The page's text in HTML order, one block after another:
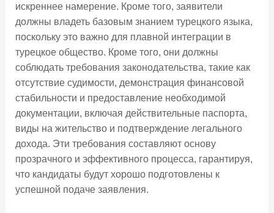
искреннее намерение. Кроме того, заявители
должны владеть базовым знанием турецкого языка,
поскольку это важно для плавной интеграции в
турецкое общество. Кроме того, они должны
соблюдать требования законодательства, такие как
отсутствие судимости, демонстрация финансовой
стабильности и предоставление необходимой
документации, включая действительные паспорта,
виды на жительство и подтверждение легального
дохода. Эти требования составляют основу
прозрачного и эффективного процесса, гарантируя,
что кандидаты будут хорошо подготовлены к
успешной подаче заявления.